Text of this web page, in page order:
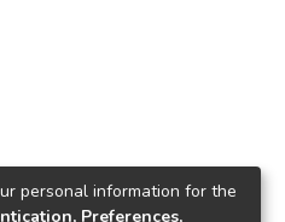
personal information for the
Preferences,